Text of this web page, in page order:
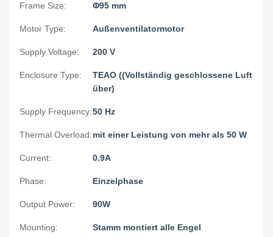
Frame Size: Φ95 mm
Motor Type: Außenventilatormotor
Supply Voltage: 200 V
Enclosure Type:
TEAO ((Vollständig geschlossene Luft
über)
Supply Frequency:50 Hz
Thermal Overload:mit einer Leistung von mehr als 50 W
Current: 0.9A
Phase: Einzelphase
Output Power: 90W
Mounting: Stamm montiert alle Engel